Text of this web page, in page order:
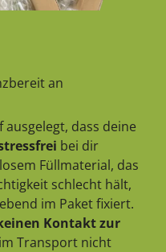
an
dass deine
bei dir
Füllmaterial, das
schlecht hält,
im Paket fixiert.
Kontakt zur
Transport nicht